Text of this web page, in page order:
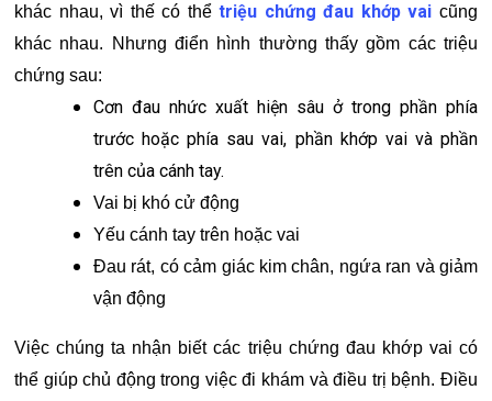
khác nhau, vì thế có thểtriệu chứng đau khớp vai cũng
khác nhau. Nhưng điển hình thường thấy gồm các triệu
chứng sau:
Cơn đau nhức xuất hiện sâu ở trong phần phía
trước hoặc phía sau vai, phần khớp vai và phần
trên của cánh tay.
Vai bị khó cử động
Yếu cánh tay trên hoặc vai
Đau rát, có cảm giác kim chân, ngứa ran và giảm
vận động
Việc chúng ta nhận biết các triệu chứng đau khớp vai có
thể giúp chủ động trong việc đi khám và điều trị bệnh. Điều